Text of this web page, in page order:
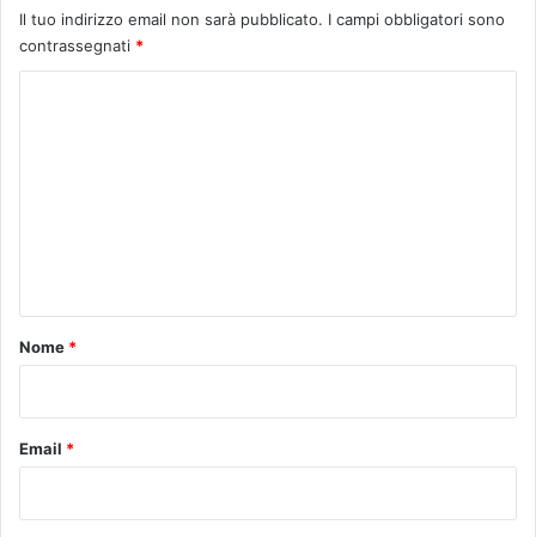
Il tuo indirizzo email non sarà pubblicato. I campi obbligatori sono
contrassegnati *
o
Nome *
Email *